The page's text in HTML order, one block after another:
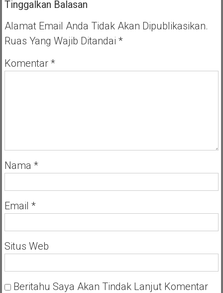
Tinggalkan Balasan
Alamat Email Anda Tidak Akan Dipublikasikan.
Ruas Yang Wajib Ditandai *
Komentar *
Nama *
Email *
Situs Web
Beritahu Saya Akan Tindak Lanjut Komentar